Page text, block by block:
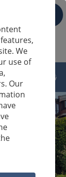
We
use of
Our